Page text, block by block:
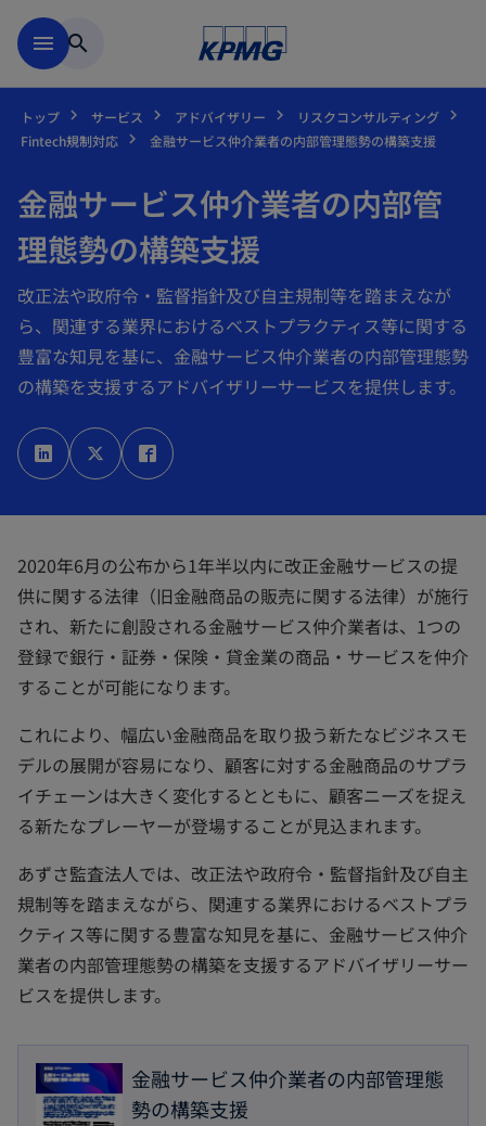
menu search
トップ サービス アドバイザリー
リスクコンサルティング
Fintech規制対応
金融サービス仲介業者の内部管理態勢の構築支援
金融サービス仲介業者の内部管
理態勢の構築支援
改正法や政府令・監督指針及び自主規制等を踏まえなが
ら、関連する業界におけるベストプラクティス等に関する
豊富な知見を基に、金融サービス仲介業者の内部管理態勢
の構築を支援するアドバイザリーサービスを提供します。
新
し
い
タ
新
し
い
タ
し
い
2020年6月の公布から1年半以内に改正金融サービスの提
供に関する法律（旧金融商品の販売に関する法律）が施行
され、新たに創設される金融サービス仲介業者は、1つの
登録で銀行・証券・保険・貸金業の商品・サービスを仲介
することが可能になります。
これにより、幅広い金融商品を取り扱う新たなビジネスモ
デルの展開が容易になり、顧客に対する金融商品のサプラ
イチェーンは大きく変化するとともに、顧客ニーズを捉え
る新たなプレーヤーが登場することが見込まれます。
あずさ監査法人では、改正法や政府令・監督指針及び自主
規制等を踏まえながら、関連する業界におけるベストプラ
クティス等に関する豊富な知見を基に、金融サービス仲介
業者の内部管理態勢の構築を支援するアドバイザリーサー
ビスを提供します。
金融サービス仲介業者の内部管理態
勢の構築支援